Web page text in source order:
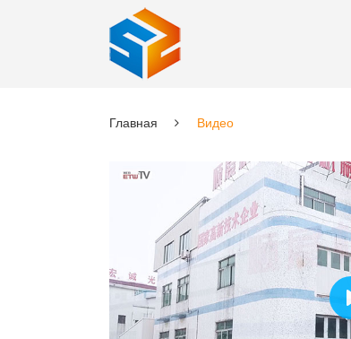
Главная Видео